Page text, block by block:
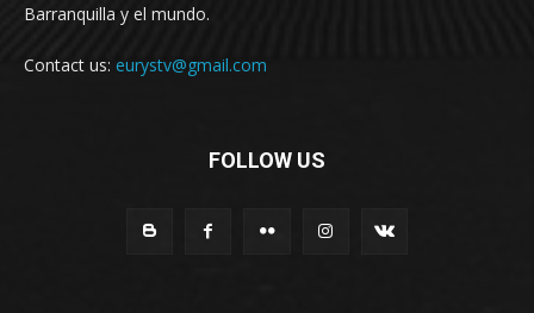
Barranquilla y el mundo.
Contact us: eurystv@gmail.com
FOLLOW US